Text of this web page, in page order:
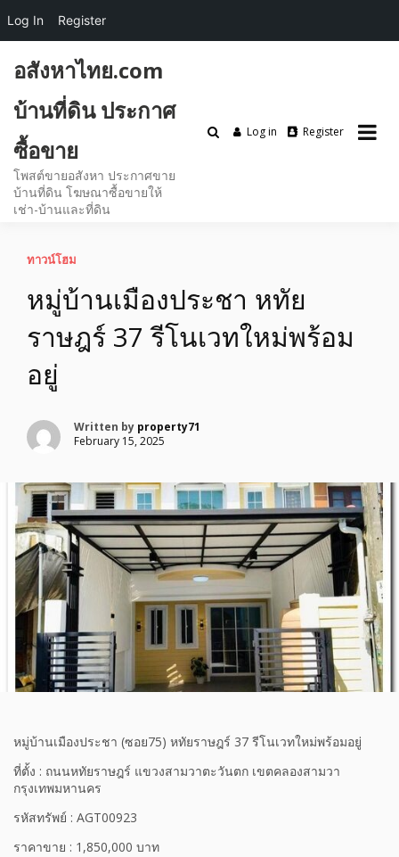
content
อสังหาไทย.com
บ้านที่ดิน ประกาศ
ซื้อขาย
โพสต์ขายอสังหา ประกาศขาย
บ้านที่ดิน โฆษณาซื้อขายให้
เช่า-บ้านและที่ดิน
Log in Register
ทาวน์โฮม
หมู่บ้านเมืองประชา หทัย
ราษฎร์ 37 รีโนเวทใหม่พร้อม
อยู่
Written by property71
February 15, 2025
หมู่บ้านเมืองประชา (ซอย75) หทัยราษฎร์ 37 รีโนเวทใหม่พร้อมอยู่
ที่ตั้ง : ถนนหทัยราษฎร์ แขวงสามวาตะวันตก เขตคลองสามวา
กรุงเทพมหานคร
รหัสทรัพย์ : AGT00923
ราคาขาย : 1,850,000 บาท
Log In Register